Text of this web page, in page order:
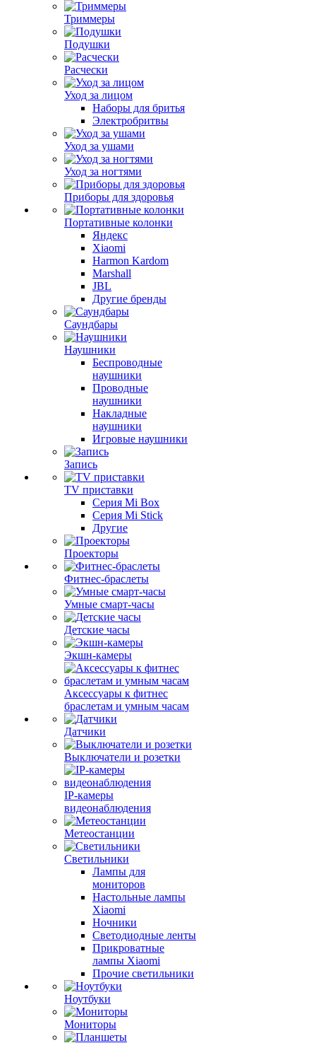
Триммеры
Подушки
Расчески
Уход за лицом
Наборы для бритья
Электробритвы
Уход за ушами
Уход за ногтями
Приборы для здоровья
Портативные колонки
Яндекс
Xiaomi
Harmon Kardom
Marshall
JBL
Другие бренды
Саундбары
Наушники
Беспроводные
наушники
Проводные
наушники
Накладные
наушники
Игровые наушники
Запись
TV приставки
Серия Mi Box
Серия Mi Stick
Другие
Проекторы
Фитнес-браслеты
Умные смарт-часы
Детские часы
Экшн-камеры
Аксессуары к фитнес
браслетам и умным часам
Датчики
Выключатели и розетки
IP-камеры
видеонаблюдения
Метеостанции
Светильники
Лампы для
мониторов
Настольные лампы
Xiaomi
Ночники
Светодиодные ленты
Прикроватные
лампы Xiaomi
Прочие светильники
Ноутбуки
Мониторы